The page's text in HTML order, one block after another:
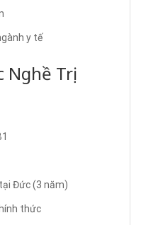
y tế
Nghề Trị
Đức (3 năm)
thức